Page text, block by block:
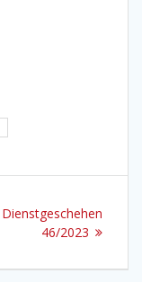
Next
Dienstgeschehen
46/2023